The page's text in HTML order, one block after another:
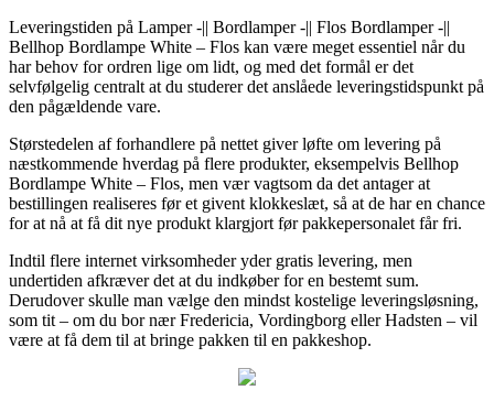
Leveringstiden på Lamper -|| Bordlamper -|| Flos Bordlamper -||
Bellhop Bordlampe White – Flos kan være meget essentiel når du
har behov for ordren lige om lidt, og med det formål er det
selvfølgelig centralt at du studerer det anslåede leveringstidspunkt på
den pågældende vare.
Størstedelen af forhandlere på nettet giver løfte om levering på
næstkommende hverdag på flere produkter, eksempelvis Bellhop
Bordlampe White – Flos, men vær vagtsom da det antager at
bestillingen realiseres før et givent klokkeslæt, så at de har en chance
for at nå at få dit nye produkt klargjort før pakkepersonalet får fri.
Indtil flere internet virksomheder yder gratis levering, men
undertiden afkræver det at du indkøber for en bestemt sum.
Derudover skulle man vælge den mindst kostelige leveringsløsning,
som tit – om du bor nær Fredericia, Vordingborg eller Hadsten – vil
være at få dem til at bringe pakken til en pakkeshop.